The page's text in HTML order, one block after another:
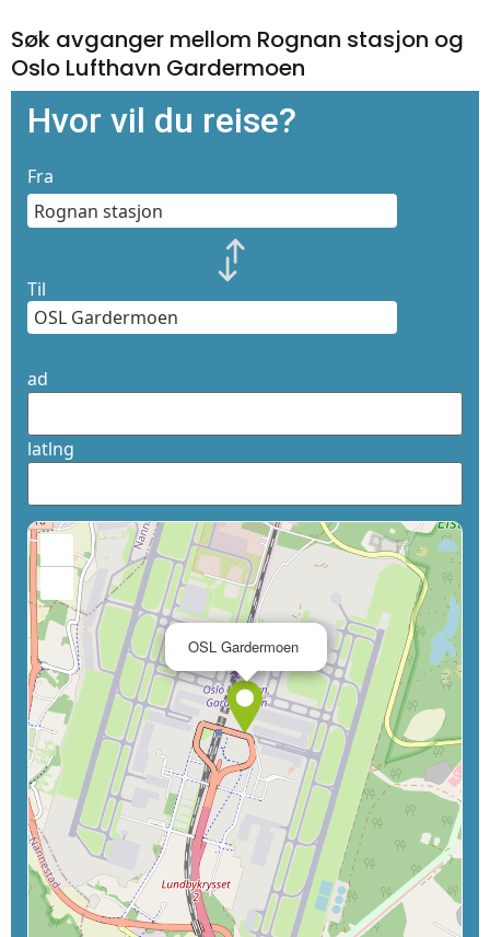
Søk avganger mellom Rognan stasjon og
Oslo Lufthavn Gardermoen
Hvor vil du reise?
Fra
Til
ad
latlng
OSL Gardermoen